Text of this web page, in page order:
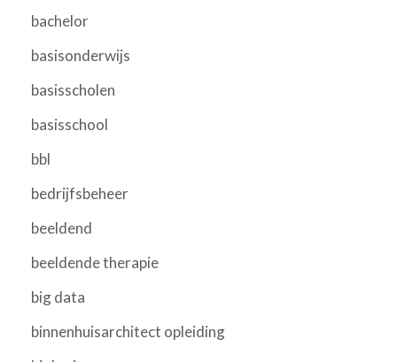
bachelor
basisonderwijs
basisscholen
basisschool
bbl
bedrijfsbeheer
beeldend
beeldende therapie
big data
binnenhuisarchitect opleiding